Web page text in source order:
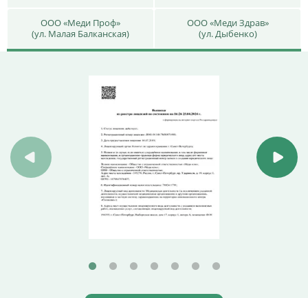
ООО «Меди Проф»
(ул. Малая Балканская)
ООО «Меди Здрав»
(ул. Дыбенко)